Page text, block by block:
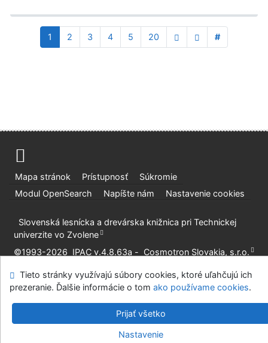
1 2 3 4 5 20 #
Mapa stránok Prístupnosť
Súkromie
Modul OpenSearch
Napíšte nám Nastavenie cookies
Slovenská lesnícka a drevárska knižnica pri Technickej
univerzite vo Zvolene
©1993-2026 IPAC v.4.8.63a - Cosmotron Slovakia, s.r.o.
Tieto stránky využívajú súbory cookies, ktoré uľahčujú ich
prezeranie. Ďalšie informácie o tom ako používame cookies.
Prijať všetko
Nastavenie